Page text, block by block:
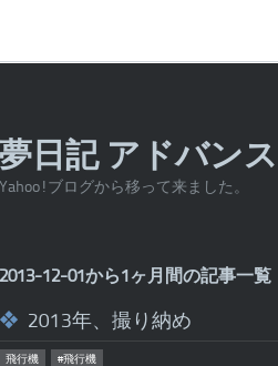
夢日記 アドバン
Yahoo!ブログから移って来ました。
2013-12-01から1ヶ月間の記事一覧
2013年、撮り納め
飛行機 #飛行機